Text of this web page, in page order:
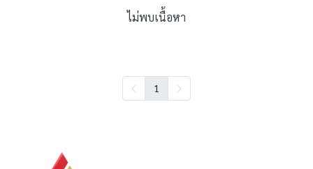
ไม่พบเนื้อหา
1